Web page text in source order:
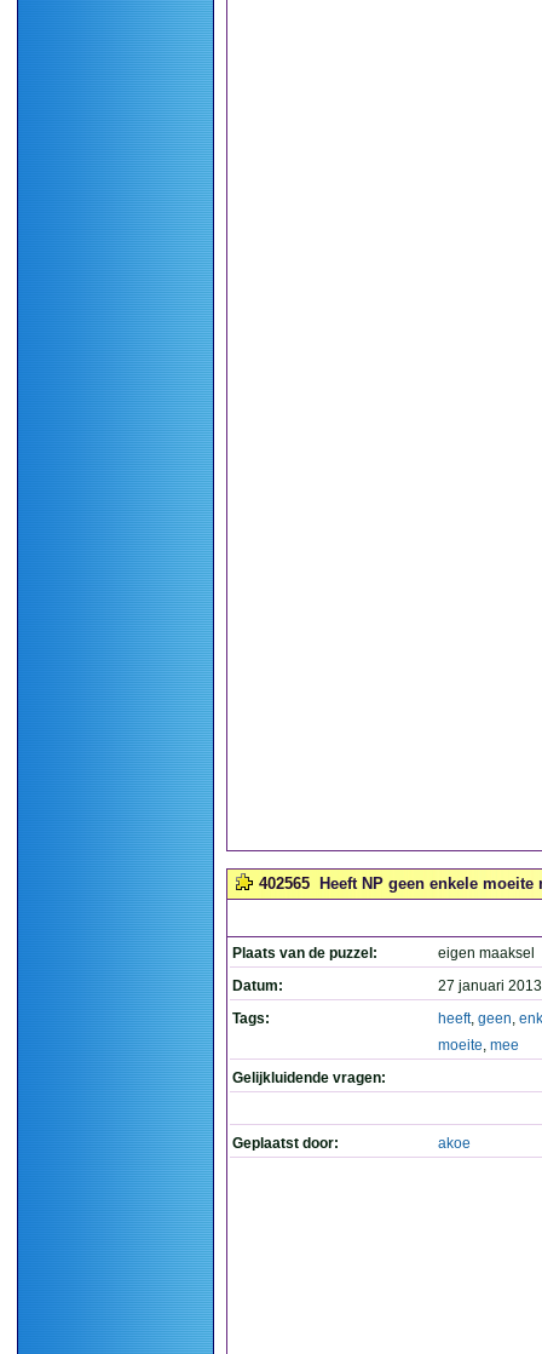
402565 Heeft NP geen enkele moeite
Plaats van de puzzel:
eigen maaksel
Datum:
27 januari
Tags:
heeft, geen,
moeite, mee
Gelijkluidende vragen:
Geplaatst door: akoe